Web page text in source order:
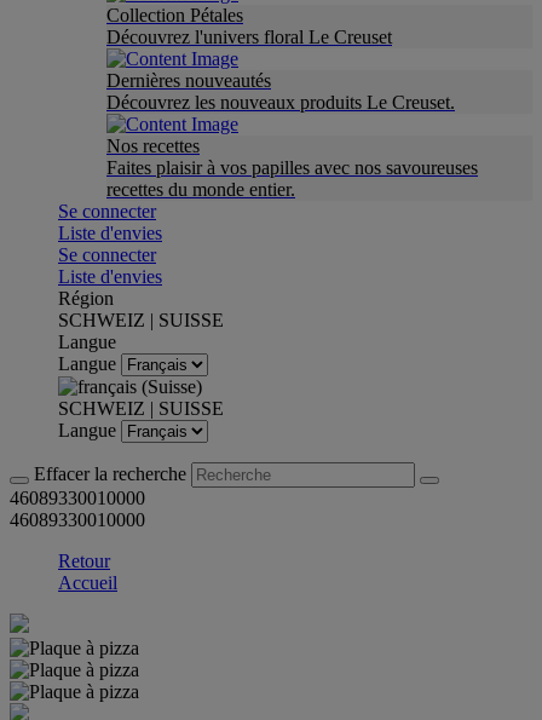
Collection Pétales
Découvrez l'univers floral Le Creuset
Dernières nouveautés
Découvrez les nouveaux produits Le Creuset.
Nos recettes
Faites plaisir à vos papilles avec nos savoureuses
recettes du monde entier.
Se connecter
Liste d'envies
Se connecter
Liste d'envies
Région
SCHWEIZ | SUISSE
Langue
Langue
SCHWEIZ | SUISSE
Langue
Effacer la recherche
46089330010000
46089330010000
Retour
Accueil